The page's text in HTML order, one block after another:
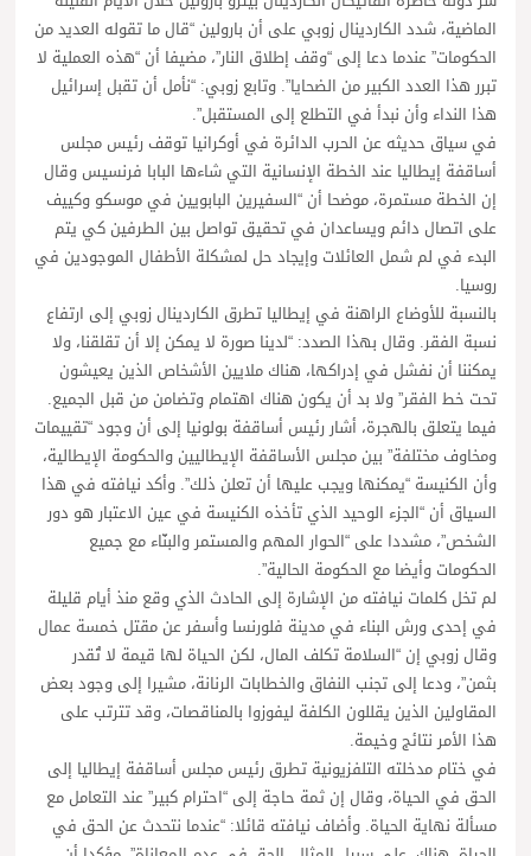
الماضية، شدد الكاردينال زوبي على أن بارولين “قال ما تقوله العديد من
الحكومات” عندما دعا إلى “وقف إطلاق النار”، مضيفا أن “هذه العملية لا
تبرر هذا العدد الكبير من الضحايا”. وتابع زوبي: “نأمل أن تقبل إسرائيل
هذا النداء وأن نبدأ في التطلع إلى المستقبل”.
في سياق حديثه عن الحرب الدائرة في أوكرانيا توقف رئيس مجلس
أساقفة إيطاليا عند الخطة الإنسانية التي شاءها البابا فرنسيس وقال
إن الخطة مستمرة، موضحا أن “السفيرين البابويين في موسكو وكييف
على اتصال دائم ويساعدان في تحقيق تواصل بين الطرفين كي يتم
البدء في لم شمل العائلات وإيجاد حل لمشكلة الأطفال الموجودين في
روسيا.
بالنسبة للأوضاع الراهنة في إيطاليا تطرق الكاردينال زوبي إلى ارتفاع
نسبة الفقر. وقال بهذا الصدد: “لدينا صورة لا يمكن إلا أن تقلقنا، ولا
يمكننا أن نفشل في إدراكها، هناك ملايين الأشخاص الذين يعيشون
تحت خط الفقر” ولا بد أن يكون هناك اهتمام وتضامن من قبل الجميع.
فيما يتعلق بالهجرة، أشار رئيس أساقفة بولونيا إلى أن وجود “تقييمات
ومخاوف مختلفة” بين مجلس الأساقفة الإيطاليين والحكومة الإيطالية،
وأن الكنيسة “يمكنها ويجب عليها أن تعلن ذلك”. وأكد نيافته في هذا
السياق أن “الجزء الوحيد الذي تأخذه الكنيسة في عين الاعتبار هو دور
الشخص”، مشددا على “الحوار المهم والمستمر والبنّاء مع جميع
الحكومات وأيضا مع الحكومة الحالية”.
لم تخل كلمات نيافته من الإشارة إلى الحادث الذي وقع منذ أيام قليلة
في إحدى ورش البناء في مدينة فلورنسا وأسفر عن مقتل خمسة عمال
وقال زوبي إن “السلامة تكلف المال، لكن الحياة لها قيمة لا تُقدر
بثمن”، ودعا إلى تجنب النفاق والخطابات الرنانة، مشيرا إلى وجود بعض
المقاولين الذين يقللون الكلفة ليفوزوا بالمناقصات، وقد تترتب على
هذا الأمر نتائج وخيمة.
في ختام مدخلته التلفزيونية تطرق رئيس مجلس أساقفة إيطاليا إلى
الحق في الحياة، وقال إن ثمة حاجة إلى “احترام كبير” عند التعامل مع
مسألة نهاية الحياة. وأضاف نيافته قائلا: “عندما نتحدث عن الحق في